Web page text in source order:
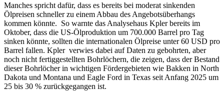
Manches spricht dafür, dass es bereits bei moderat sinkenden
Ölpreisen schneller zu einem Abbau des Angebotsüberhangs
kommen könnte. So warnte das Analysehaus Kpler bereits im
Oktober, dass die US-Ölproduktion um 700.000 Barrel pro Tag
sinken könnte, sollten die internationalen Ölpreise unter 60 USD pro
Barrel fallen. Kpler verwies dabei auf Daten zu gebohrten, aber
noch nicht fertiggestellten Bohrlöchern, die zeigen, dass der Bestand
dieser Bohrlöcher in wichtigen Fördergebieten wie Bakken in North
Dakota und Montana und Eagle Ford in Texas seit Anfang 2025 um
25 bis 30 % zurückgegangen ist.